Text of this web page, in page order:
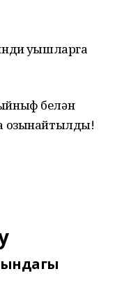
уңышларга
белән
озынайтылды!